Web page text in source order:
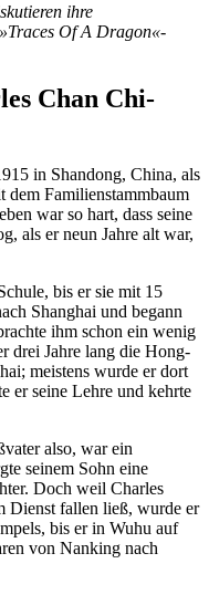
ihre
Of A Dragon«-
Chan Chi-
in Shandong, China, als
dem Familienstammbaum
war so hart, dass seine
als er neun Jahre alt war,
bis er sie mit 15
Shanghai und begann
ihm schon ein wenig
drei Jahre lang die Hong-
meistens wurde er dort
er seine Lehre und kehrte
also, war ein
seinem Sohn eine
Doch weil Charles
Dienst fallen ließ, wurde er
bis er in Wuhu auf
von Nanking nach